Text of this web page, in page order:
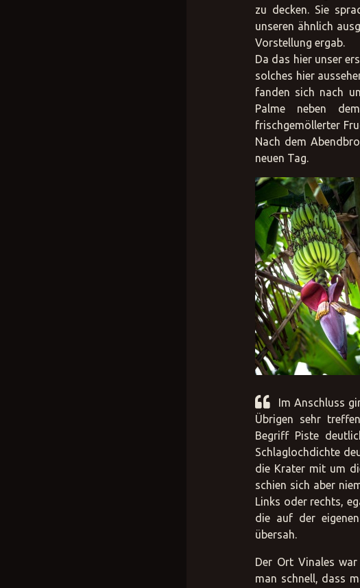
zu decken. Sie
unseren ähnlich
Vorstellung ergab.
Da das hier unser
solches hier
fanden sich nach
Palme neben
frischgemöllerter
Nach dem
neuen Tag.
Im Anschluss
Übrigen sehr
Begriff Piste
Schlaglochdichte
die Krater mit um
schien sich aber
Links oder rechts,
die auf der
übersah.
Der Ort Vinales
man schnell, dass